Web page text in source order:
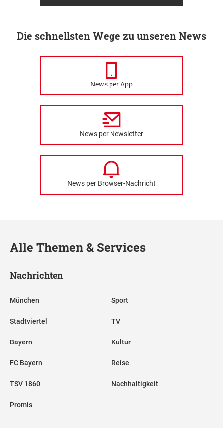
Die schnellsten Wege zu unseren News
News per App
News per Newsletter
News per Browser-Nachricht
Alle Themen & Services
Nachrichten
München
Stadtviertel
Bayern
FC Bayern
TSV 1860
Promis
Sport
TV
Kultur
Reise
Nachhaltigkeit